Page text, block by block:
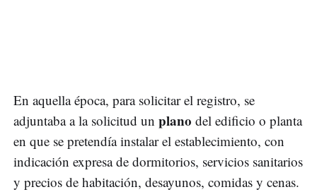
En aquella época, para solicitar el registro, se
adjuntaba a la solicitud un plano del edificio o planta
en que se pretendía instalar el establecimiento, con
indicación expresa de dormitorios, servicios sanitarios
y precios de habitación, desayunos, comidas y cenas.